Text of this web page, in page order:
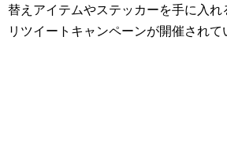
替えアイテムやステッカーを手に入れ
リツイートキャンペーンが開催されて